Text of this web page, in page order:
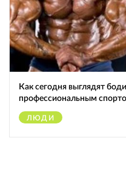
Как сегодня выглядят
профессиональным
ЛЮДИ